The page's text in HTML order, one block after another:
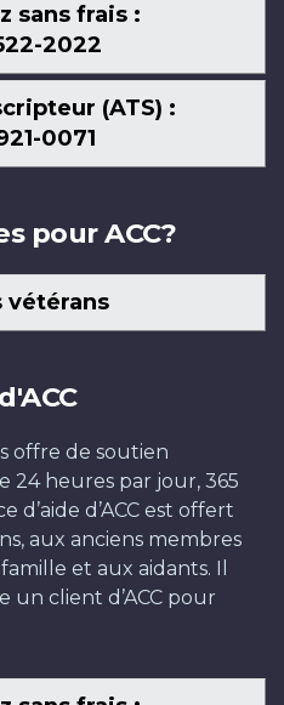
sans frais :
2022
(ATS) :
0071
pour ACC?
vétérans
offre de soutien
24 heures par jour, 365
d’aide d’ACC est offert
aux anciens membres
et aux aidants. Il
un client d’ACC pour